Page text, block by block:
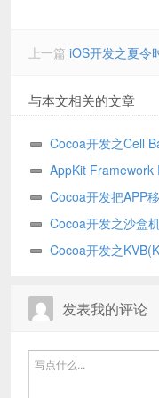
上一篇 iOS开发之夏令
与本文相关的文章
Cocoa开发之Cell
AppKit Framework
Cocoa开发把APP
Cocoa开发之沙盒
Cocoa开发之
发表我的评论